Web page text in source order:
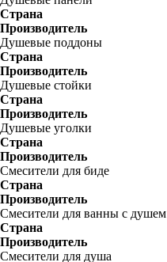
Страна
Производитель
Душевые поддоны
Страна
Производитель
Душевые стойки
Страна
Производитель
Душевые уголки
Страна
Производитель
Смесители для биде
Страна
Производитель
Смесители для ванны с душем
Страна
Производитель
Смесители для душа